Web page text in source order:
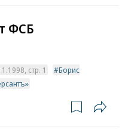
ФСБ
стр. 1
Борис